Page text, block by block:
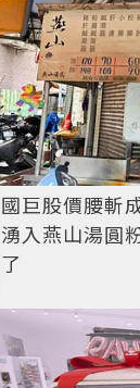
國巨股價腰斬
湧入燕山湯圓
了